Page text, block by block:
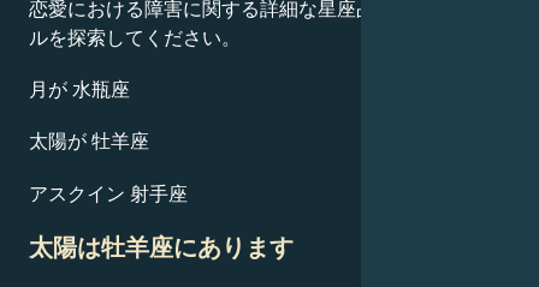
恋愛における障害に関する詳細な星座占いのプロフィー
ルを探索してください。
月が 水瓶座
太陽が 牡羊座
アスクイン 射手座
太陽は牡羊座にあります